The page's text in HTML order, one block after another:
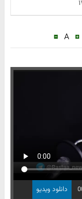
A
دانلود ویدیو